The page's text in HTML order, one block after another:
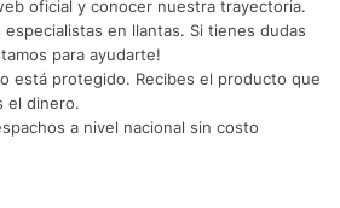
oficial y conocer nuestra trayectoria.
en llantas. Si tienes dudas
para ayudarte!
está protegido. Recibes el producto que
el dinero.
a nivel nacional sin costo